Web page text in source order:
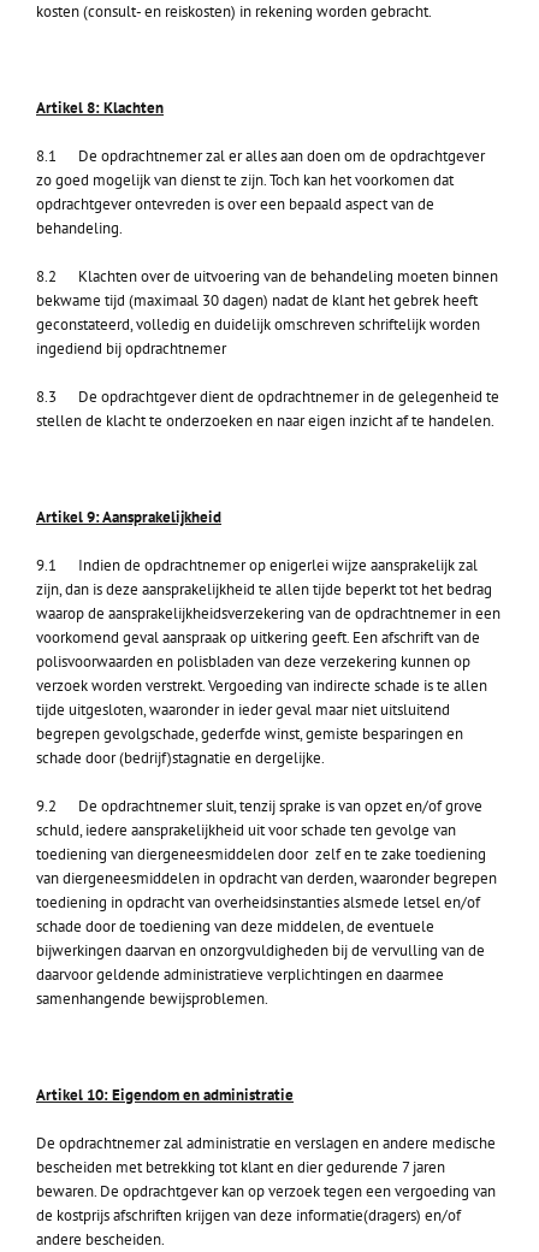
kosten (consult- en reiskosten) in rekening worden gebracht.
Artikel 8: Klachten
8.1 De opdrachtnemer zal er alles aan doen om de opdrachtgever
zo goed mogelijk van dienst te zijn. Toch kan het voorkomen dat
opdrachtgever ontevreden is over een bepaald aspect van de
behandeling.
8.2 Klachten over de uitvoering van de behandeling moeten binnen
bekwame tijd (maximaal 30 dagen) nadat de klant het gebrek heeft
geconstateerd, volledig en duidelijk omschreven schriftelijk worden
ingediend bij opdrachtnemer
8.3 De opdrachtgever dient de opdrachtnemer in de gelegenheid te
stellen de klacht te onderzoeken en naar eigen inzicht af te handelen.
Artikel 9: Aansprakelijkheid
9.1 Indien de opdrachtnemer op enigerlei wijze aansprakelijk zal
zijn, dan is deze aansprakelijkheid te allen tijde beperkt tot het bedrag
waarop de aansprakelijkheidsverzekering van de opdrachtnemer in een
voorkomend geval aanspraak op uitkering geeft. Een afschrift van de
polisvoorwaarden en polisbladen van deze verzekering kunnen op
verzoek worden verstrekt. Vergoeding van indirecte schade is te allen
tijde uitgesloten, waaronder in ieder geval maar niet uitsluitend
begrepen gevolgschade, gederfde winst, gemiste besparingen en
schade door (bedrijf)stagnatie en dergelijke.
9.2 De opdrachtnemer sluit, tenzij sprake is van opzet en/of grove
schuld, iedere aansprakelijkheid uit voor schade ten gevolge van
toediening van diergeneesmiddelen door zelf en te zake toediening
van diergeneesmiddelen in opdracht van derden, waaronder begrepen
toediening in opdracht van overheidsinstanties alsmede letsel en/of
schade door de toediening van deze middelen, de eventuele
bijwerkingen daarvan en onzorgvuldigheden bij de vervulling van de
daarvoor geldende administratieve verplichtingen en daarmee
samenhangende bewijsproblemen.
Artikel 10: Eigendom en administratie
De opdrachtnemer zal administratie en verslagen en andere medische
bescheiden met betrekking tot klant en dier gedurende 7 jaren
bewaren. De opdrachtgever kan op verzoek tegen een vergoeding van
de kostprijs afschriften krijgen van deze informatie(dragers) en/of
andere bescheiden.